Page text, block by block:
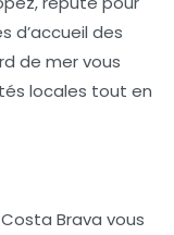
d’accueil des
de mervous
locales tout en
Brava vous